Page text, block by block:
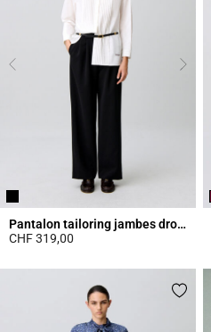
Pantalon tailoring jambes droites
CHF 319,00